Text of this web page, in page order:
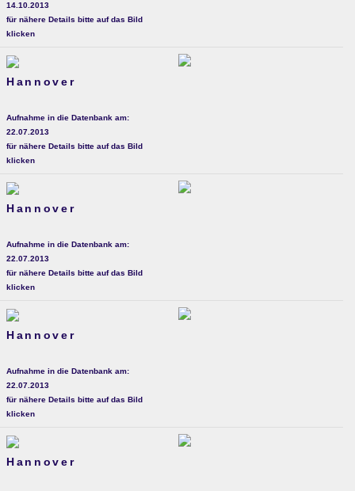
14.10.2013
für nähere Details bitte auf das Bild
klicken
Hannover
Aufnahme in die Datenbank am:
22.07.2013
für nähere Details bitte auf das Bild
klicken
Hannover
Aufnahme in die Datenbank am:
22.07.2013
für nähere Details bitte auf das Bild
klicken
Hannover
Aufnahme in die Datenbank am:
22.07.2013
für nähere Details bitte auf das Bild
klicken
Hannover